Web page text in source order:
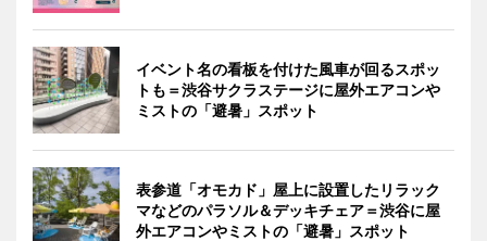
イベント名の看板を付けた風車が回るスポッ
トも＝渋谷サクラステージに屋外エアコンや
ミストの「避暑」スポット
表参道「オモカド」屋上に設置したリラック
マなどのパラソル＆デッキチェア＝渋谷に屋
外エアコンやミストの「避暑」スポット